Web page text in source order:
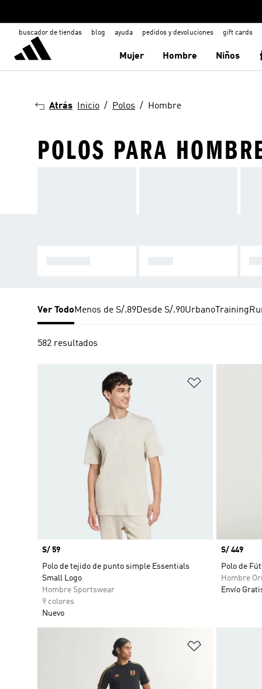
buscador de tiendas blog ayuda pedidos y devoluciones gift cards
Mujer Hombre Niños
Atrás Inicio Polos Hombre
POLOS PARA
Ver TodoMenos de S/.89Desde S/.90UrbanoTraining
582 resultados
Añadir a la
Precio
S/ 59
Polo de tejido de punto simple Essentials
Small Logo
Hombre Sportswear
9 colores
Nuevo
Precio
S/ 449
Polo de
Hombre
Envío
Añadir a la